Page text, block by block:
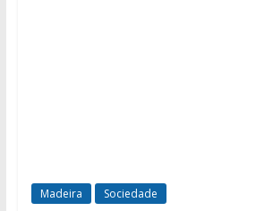
Madeira Sociedade